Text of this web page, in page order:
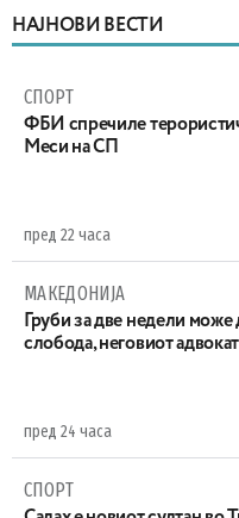
НАЈНОВИ ВЕСТИ
СПОРТ
ФБИ спречиле
Меси на СП
пред 22 часа
МАКЕДОНИЈА
Груби за две недели може
слобода, неговиот
пред 24 часа
СПОРТ